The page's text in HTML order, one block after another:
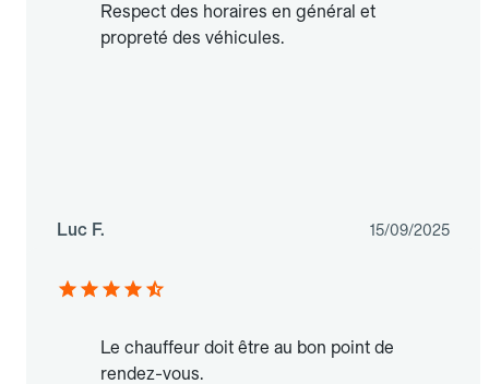
Respect des horaires en général et
propreté des véhicules.
Luc F. 15/09/2025
Le chauffeur doit être au bon point de
rendez-vous.